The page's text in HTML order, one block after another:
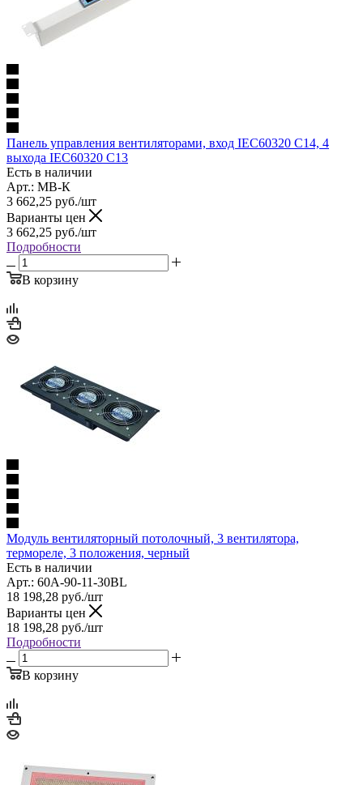
Панель управления вентиляторами, вход IEC60320 C14, 4
выхода IEC60320 C13
Есть в наличии
Арт.: МВ-К
3 662,25 руб./шт
Варианты цен
3 662,25 руб./шт
Подробности
В корзину
Модуль вентиляторный потолочный, 3 вентилятора,
термореле, 3 положения, черный
Есть в наличии
Арт.: 60A-90-11-30BL
18 198,28 руб./шт
Варианты цен
18 198,28 руб./шт
Подробности
В корзину